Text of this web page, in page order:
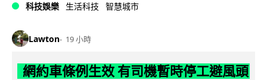
科技娛樂 生活科技 智慧城市
Lawton 19 小時
網約車條例生效 有司機暫時停工避風頭